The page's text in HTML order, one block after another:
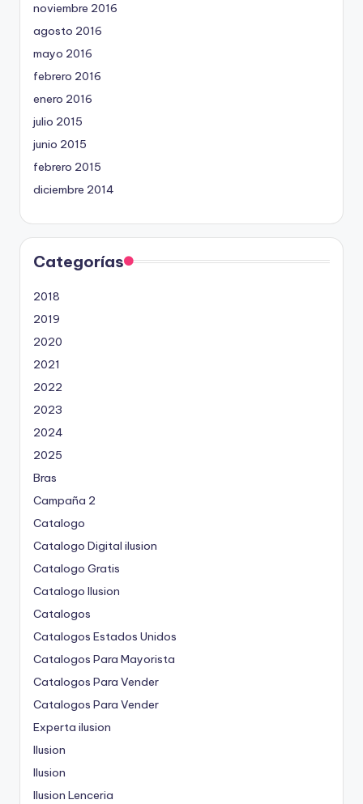
noviembre 2016
agosto 2016
mayo 2016
febrero 2016
enero 2016
julio 2015
junio 2015
febrero 2015
diciembre 2014
Categorías
2018
2019
2020
2021
2022
2023
2024
2025
Bras
Campaña 2
Catalogo
Catalogo Digital ilusion
Catalogo Gratis
Catalogo Ilusion
Catalogos
Catalogos Estados Unidos
Catalogos Para Mayorista
Catalogos Para Vender
Catalogos Para Vender
Experta ilusion
Ilusion
Ilusion
Ilusion Lenceria